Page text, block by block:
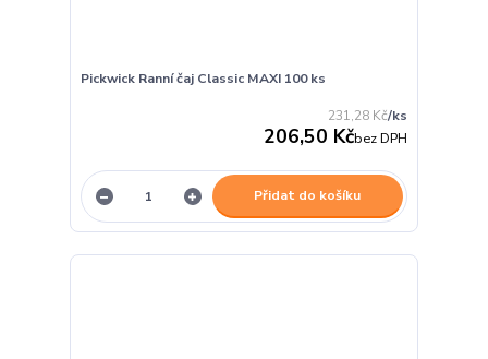
Pickwick Ranní čaj Classic MAXI 100 ks
231,28 Kč/ks
206,50 Kčbez DPH
Přidat do košíku